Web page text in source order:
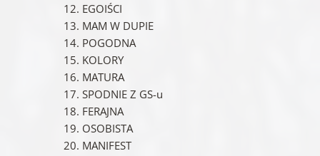
12. EGOIŚCI
13. MAM W DUPIE
14. POGODNA
15. KOLORY
16. MATURA
17. SPODNIE Z GS-u
18. FERAJNA
19. OSOBISTA
20. MANIFEST